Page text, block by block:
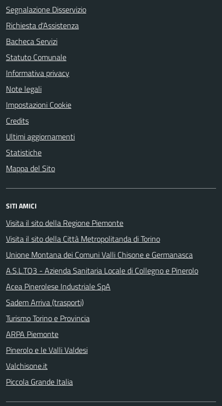
Segnalazione Disservizio
Richiesta d'Assistenza
Bacheca Servizi
Statuto Comunale
Informativa privacy
Note legali
Impostazioni Cookie
Credits
Ultimi aggiornamenti
Statistiche
Mappa del Sito
SITI AMICI
Visita il sito della Regione Piemonte
Visita il sito della Città Metropolitanda di Torino
Unione Montana dei Comuni Valli Chisone e Germanasca
A.S.L.TO3 - Azienda Sanitaria Locale di Collegno e Pinerolo
Acea Pinerolese Industriale SpA
Sadem Arriva (trasporti)
Turismo Torino e Provincia
ARPA Piemonte
Pinerolo e le Valli Valdesi
Valchisone.it
Piccola Grande Italia